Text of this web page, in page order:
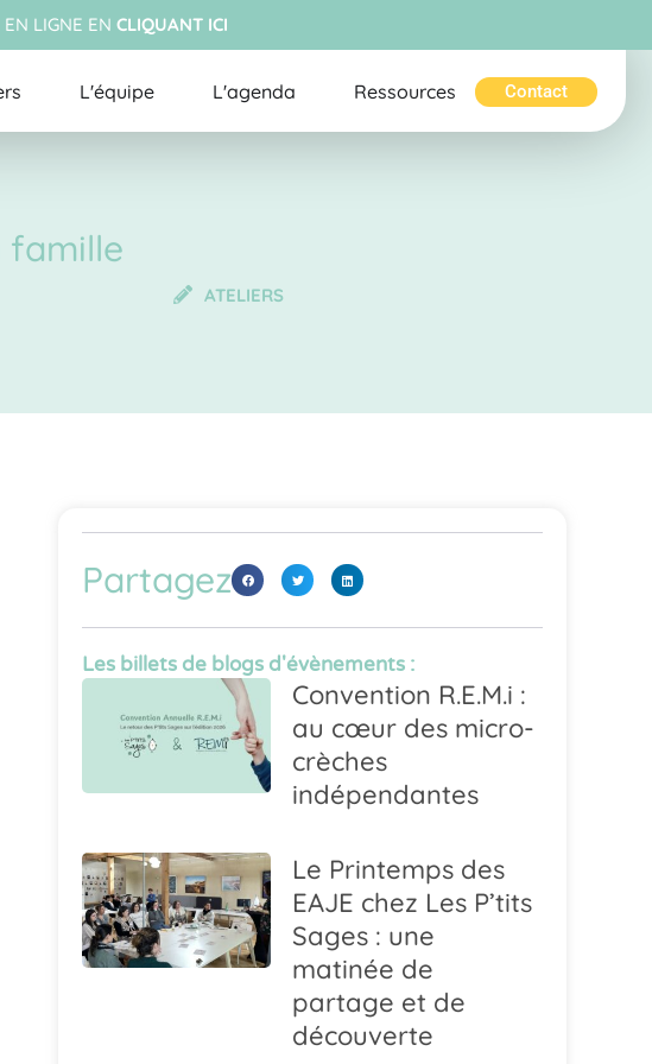
LIGNE EN CLIQUANT ICI
L'équipe L'agenda Ressources Contact
famille
ATELIERS
Partagez
Les billets de blogs d'évènements :
Convention R.E.M.i :
au cœur des micro-
crèches
indépendantes
Le Printemps des
EAJE chez Les P’tits
Sages : une
matinée de
partage et de
découverte